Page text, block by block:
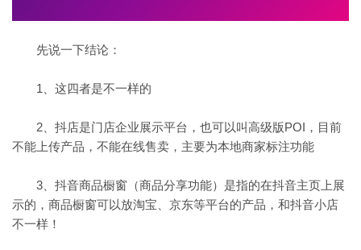
先说一下结论：
1、这四者是不一样的
2、抖店是门店企业展示平台，也可以叫高级版POI，目前
不能上传产品，不能在线售卖，主要为本地商家标注功能
3、抖音商品橱窗（商品分享功能）是指的在抖音主页上展
示的，商品橱窗可以放淘宝、京东等平台的产品，和抖音小店
不一样！